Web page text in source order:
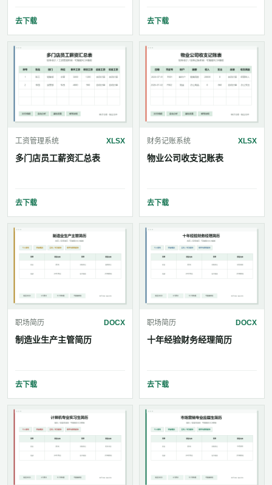
去下载 去下载
工资管理系统 XLSX
多门店员工薪资汇总表
去下载
财务记账系统 XLSX
物业公司收支记账表
去下载
职场简历 DOCX
制造业生产主管简历
去下载
职场简历 DOCX
十年经验财务经理简历
去下载